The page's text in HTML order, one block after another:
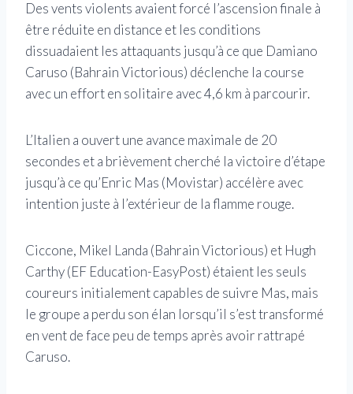
Des vents violents avaient forcé l’ascension finale à
être réduite en distance et les conditions
dissuadaient les attaquants jusqu’à ce que Damiano
Caruso (Bahrain Victorious) déclenche la course
avec un effort en solitaire avec 4,6 km à parcourir.
L’Italien a ouvert une avance maximale de 20
secondes et a brièvement cherché la victoire d’étape
jusqu’à ce qu’Enric Mas (Movistar) accélère avec
intention juste à l’extérieur de la flamme rouge.
Ciccone, Mikel Landa (Bahrain Victorious) et Hugh
Carthy (EF Education-EasyPost) étaient les seuls
coureurs initialement capables de suivre Mas, mais
le groupe a perdu son élan lorsqu’il s’est transformé
en vent de face peu de temps après avoir rattrapé
Caruso.